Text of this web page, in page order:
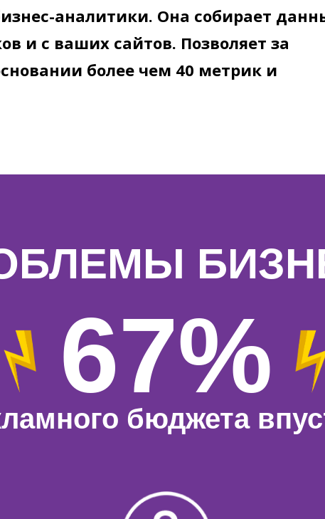
аналитики. Она собирает
и с ваших сайтов. Позволяет за
более чем 40 метрик и
67%
бюджета